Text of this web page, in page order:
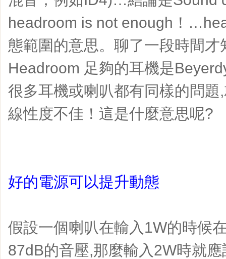
headroom is not enough！
態範圍的意思。聊了一段時間才
Headroom 足夠的耳機是
很多耳機或喇叭都有同樣的問
線性度不佳！這是什麼意思呢?
好的電源可以提升動態
假設一個喇叭在輸入1W的時候
87dB的音壓,那麼輸入2W時就